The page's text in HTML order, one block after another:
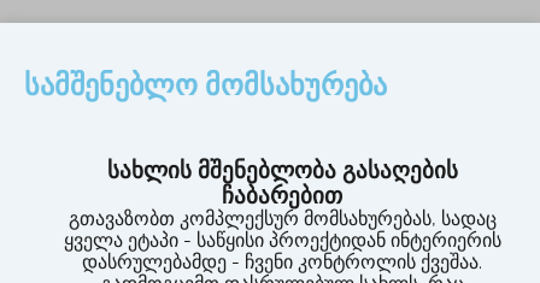
სამშენებლო მომსახურება
სახლის მშენებლობა გასაღების
ჩაბარებით
გთავაზობთ კომპლექსურ მომსახურებას, სადაც
ყველა ეტაპი - საწყისი პროექტიდან ინტერიერის
დასრულებამდე - ჩვენი კონტროლის ქვეშაა.